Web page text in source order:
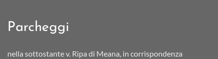
Parcheggi
nella sottostante v. Ripa di Meana, in corrispondenza